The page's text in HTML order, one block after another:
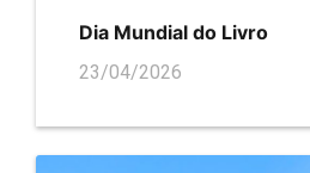
Dia Mundial do Livro
23/04/2026